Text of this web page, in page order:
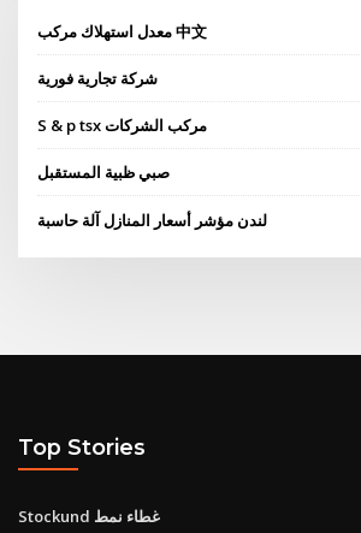
معدل استهلاك مركب 中文
شركة تجارية فورية
S & p tsx مركب الشركات
صبي ظبية المستقبل
لندن مؤشر أسعار المنازل آلة حاسبة
Top Stories
Stockund غطاء نمط